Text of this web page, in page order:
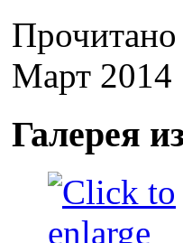
Прочитано
Март 2014
Галерея